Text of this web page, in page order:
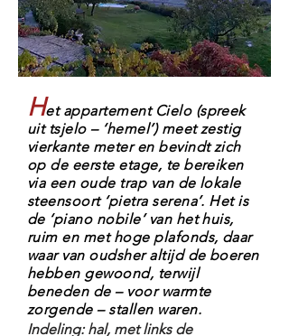
Het appartement Cielo (spreek
uit tsjelo – ‘hemel’) meet zestig
vierkante meter en bevindt zich
op de eerste etage, te bereiken
via een oude trap van de lokale
steensoort ‘pietra serena’. Het is
de ‘piano nobile’ van het huis,
ruim en met hoge plafonds, daar
waar van oudsher altijd de boeren
hebben gewoond, terwijl
beneden de – voor warmte
zorgende – stallen waren.
Indeling: hal, met links de